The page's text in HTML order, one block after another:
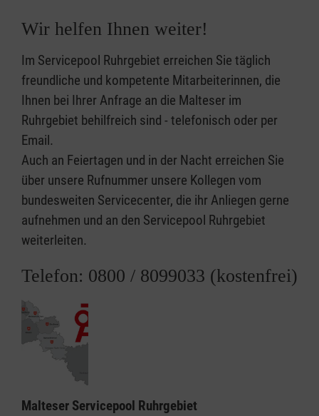
Wir helfen Ihnen weiter!
Im Servicepool Ruhrgebiet erreichen Sie täglich
freundliche und kompetente Mitarbeiterinnen, die
Ihnen bei Ihrer Anfrage an die Malteser im
Ruhrgebiet behilfreich sind - telefonisch oder per
Email.
Auch an Feiertagen und in der Nacht erreichen Sie
über unsere Rufnummer unsere Kollegen vom
bundesweiten Servicecenter, die ihr Anliegen gerne
aufnehmen und an den Servicepool Ruhrgebiet
weiterleiten.
Telefon: 0800 / 8099033 (kostenfrei)
Malteser Servicepool Ruhrgebiet